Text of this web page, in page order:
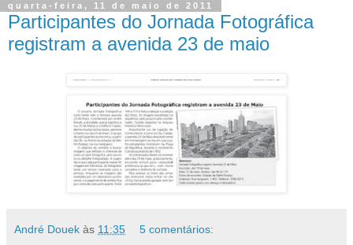
quarta-feira, 11 de maio de 2011
Participantes do Jornada Fotográfica
registram a avenida 23 de maio
André Douek às 11:35 5 comentários: